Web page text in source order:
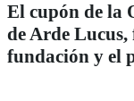
El cupón de la
de Arde
fundación y el